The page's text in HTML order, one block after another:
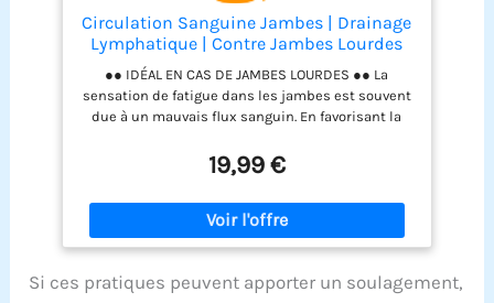
Circulation Sanguine Jambes | Drainage
Lymphatique | Contre Jambes Lourdes
●● IDÉAL EN CAS DE JAMBES LOURDES ●● La
sensation de fatigue dans les jambes est souvent
due à un mauvais flux sanguin. En favorisant la
réduit la sensation de jambes lourdes et
fatiguées. Notre produit vous propose de suivre
une cure complète d'un mois ou d'instaurer une
routine quotidienne, pour des résultats optimaux
et durables. ●● SYNERGIE DE 3 PLANTES ●● Nous
sur la circulation sanguine bien connue.
19,99 €
Si ces pratiques peuvent apporter un soulagement,